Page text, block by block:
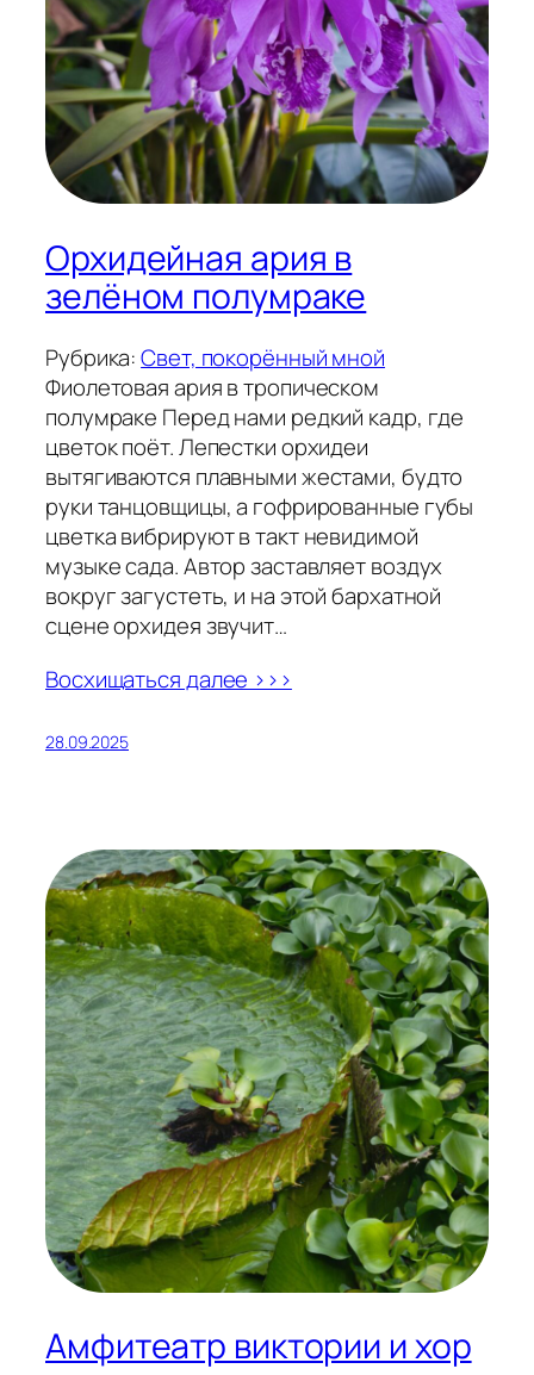
Орхидейная ария в
зелёном полумраке
Рубрика:Свет, покорённый мной
Фиолетовая ария в тропическом
полумраке Перед нами редкий кадр, где
цветок поёт. Лепестки орхидеи
вытягиваются плавными жестами, будто
руки танцовщицы, а гофрированные губы
цветка вибрируют в такт невидимой
музыке сада. Автор заставляет воздух
вокруг загустеть, и на этой бархатной
сцене орхидея звучит…
Восхищаться далее >>>
28.09.2025
Амфитеатр виктории и хор